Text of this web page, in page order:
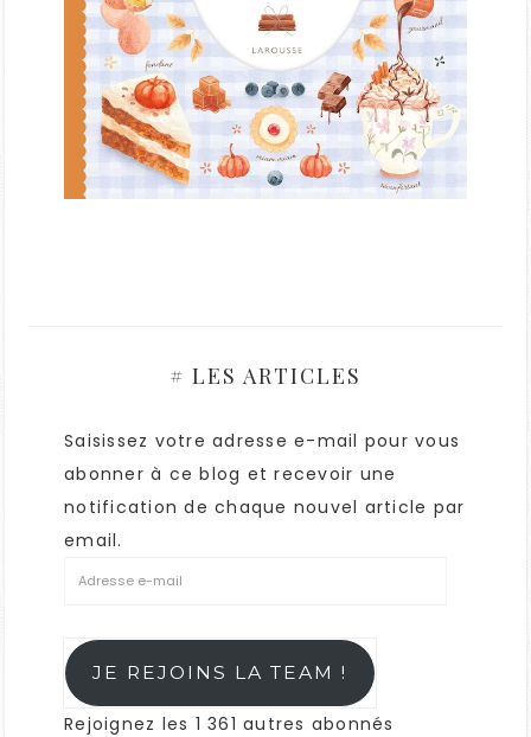
# LES ARTICLES
Saisissez votre adresse e-mail pour vous
abonner à ce blog et recevoir une
notification de chaque nouvel article par
email.
JE REJOINS LA TEAM !
Rejoignez les 1 361 autres abonnés